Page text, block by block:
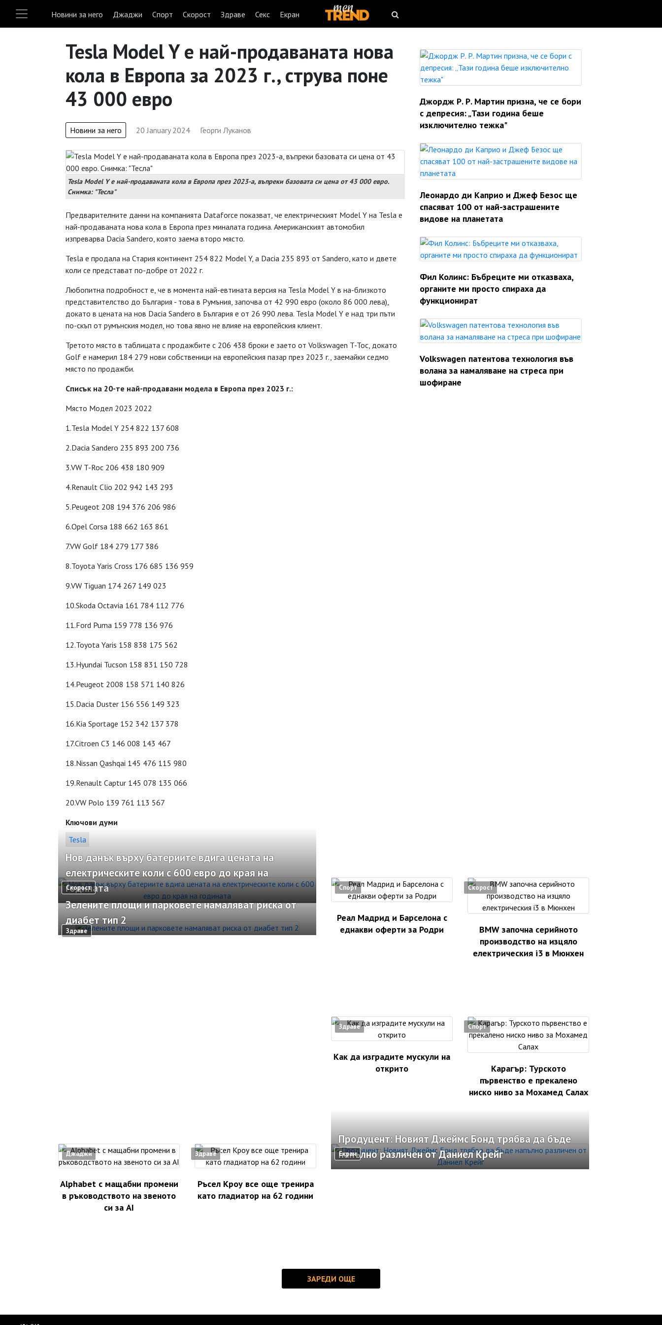
Новини за него Джаджи Спорт Скорост Здраве Секс Екран
Tesla Model Y е най-продаваната нова
кола в Европа за 2023 г., струва поне
43 000 евро
Новини за него 20 January 2024 Георги Луканов
Tesla Model Y е най-продаваната кола в Европа през 2023-а, въпреки базовата си цена от 43 000 евро.
Снимка: "Тесла"
Предварителните данни на компанията Dataforce показват, че електрическият Model Y на Tesla е
най-продаваната нова кола в Европа през миналата година. Американският автомобил
изпреварва Dacia Sandero, която заема второ място.
Tesla е продала на Стария континент 254 822 Model Y, а Dacia 235 893 от Sanderо, като и двете
коли се представат по-добре от 2022 г.
Любопитна подробност е, че в момента най-евтината версия на Tesla Model Y в на-близкото
представителство до България - това в Румъния, започва от 42 990 евро (около 86 000 лева),
докато в цената на нов Dacia Sandero в България е от 26 990 лева. Tesla Model Y е над три пъти
по-скъп от румънския модел, но това явно не влияе на европейския клиент.
Третото място в таблицата с продажбите с 206 438 броки е заето от Volkswagen T-Toc, докато
Golf е намерил 184 279 нови собственици на европейския пазар през 2023 г., заемайки седмо
място по продажби.
Списък на 20-те най-продавани модела в Европа през 2023 г.:
Място Модел 2023 2022
1.Tesla Model Y 254 822 137 608
2.Dacia Sandero 235 893 200 736
3.VW T-Roc 206 438 180 909
4.Renault Clio 202 942 143 293
5.Peugeot 208 194 376 206 986
6.Opel Corsa 188 662 163 861
7.VW Golf 184 279 177 386
8.Toyota Yaris Cross 176 685 136 959
9.VW Tiguan 174 267 149 023
10.Skoda Octavia 161 784 112 776
11.Ford Puma 159 778 136 976
12.Toyota Yaris 158 838 175 562
13.Hyundai Tucson 158 831 150 728
14.Peugeot 2008 158 571 140 826
15.Dacia Duster 156 556 149 323
16.Kia Sportage 152 342 137 378
17.Citroen C3 146 008 143 467
18.Nissan Qashqai 145 476 115 980
19.Renault Captur 145 078 135 066
20.VW Polo 139 761 113 567
Ключови думи
Tesla
Джордж Р. Р. Мартин призна, че се бори
с депресия: „Тази година беше
изключително тежка"
Леонардо ди Каприо и Джеф Безос ще
спасяват 100 от най-застрашените
видове на планетата
Фил Колинс: Бъбреците ми отказваха,
органите ми просто спираха да
функционират
Volkswagen патентова технология във
волана за намаляване на стреса при
шофиране
Скорост
Нов данък върху батериите вдига цената на
електрическите коли с 600 евро до края на
годината
Здраве
Зелените площи и парковете намаляват риска от
диабет тип 2
Спорт
Реал Мадрид и Барселона с
еднакви оферти за Родри
Скорост
BMW започна серийното
производство на изцяло
електрическия i3 в Мюнхен
Здраве
Как да изградите мускули на
открито
Спорт
Карагър: Турското
първенство е прекалено
ниско ниво за Мохамед Салах
Джаджи
Alphabet с мащабни промени
в ръководството на звеното
си за AI
Здраве
Ръсел Кроу все още тренира
като гладиатор на 62 години
Екран
Продуцент: Новият Джеймс Бонд трябва да бъде
напълно различен от Даниел Крейг